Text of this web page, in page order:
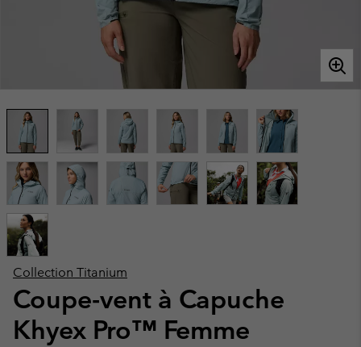
Collection Titanium
Coupe-vent à Capuche
Khyex Pro™ Femme